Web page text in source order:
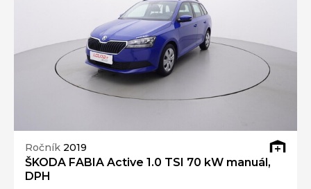
Ročník 2019
ŠKODA FABIA Active 1.0 TSI 70 kW manuál,
DPH